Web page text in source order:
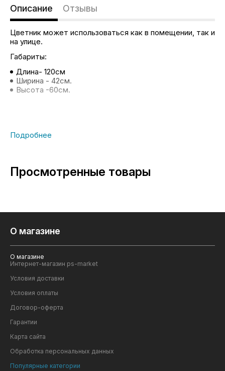
Описание Отзывы
Цветник может использоваться как в помещении, так и
на улице.
Габариты:
Длина- 120см
Ширина - 42см.
Высота -60см.
Просмотренные товары
О магазине
О магазине
Интернет-магазин ps-market
Условия доставки
Условия оплаты
Договор-оферта
Гарантии
Карта сайта
Обработка персональных данных
Популярные категории